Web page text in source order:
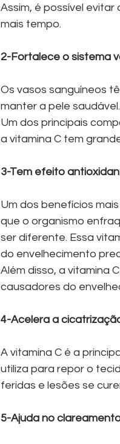
Assim, é possível
mais tempo.
2-Fortalece o sistema
Os vasos sanguíneos
manter a pele
Um dos principais
a vitamina C tem
3-Tem efeito
Um dos benefícios
que o organismo
ser diferente. Essa
do envelhecimento
Além disso, a vitamina
causadores do
4-Acelera a
A vitamina C é a
utiliza para repor o
feridas e lesões se
5-Ajuda no